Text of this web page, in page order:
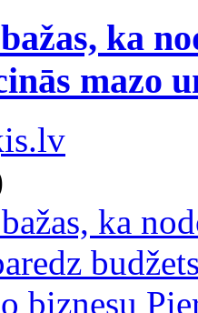
ka
mazo